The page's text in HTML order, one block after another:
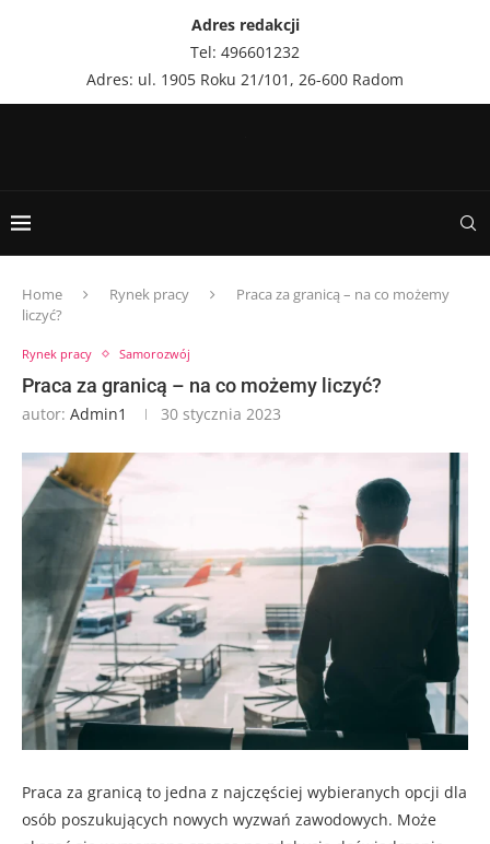
Adres redakcji
Tel: 496601232
Adres: ul. 1905 Roku 21/101, 26-600 Radom
Home Rynek pracy
Praca za granicą – na co możemy
liczyć?
Rynek pracy Samorozwój
Praca za granicą – na co możemy liczyć?
autor: Admin1 30 stycznia 2023
Praca za granicą to jedna z najczęściej wybieranych opcji dla
osób poszukujących nowych wyzwań zawodowych. Może